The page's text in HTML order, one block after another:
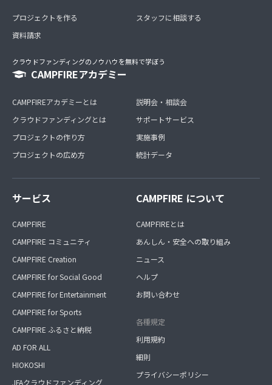
プロジェクトを作る
資料請求
スタッフに相談する
クラウドファンディングのノウハウを無料で学ぼう
CAMPFIREアカデミー
CAMPFIREアカデミーとは
クラウドファンディングとは
プロジェクトの作り方
プロジェクトの広め方
説明会・相談会
サポートサービス
実施事例
統計データ
サービス
CAMPFIRE
CAMPFIRE コミュニティ
CAMPFIRE Creation
CAMPFIRE for Social Good
CAMPFIRE for Entertainment
CAMPFIRE for Sports
CAMPFIRE ふるさと納税
AD FOR ALL
HIOKOSHI
JFAクラウドファンディング
CAMPFIRE について
CAMPFIREとは
あんしん・安全への取り組み
ニュース
ヘルプ
お問い合わせ
各種規定
利用規約
細則
プライバシーポリシー